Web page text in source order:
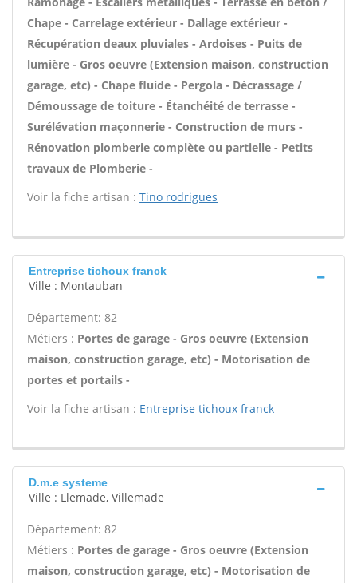
Chape - Carrelage extérieur - Dallage extérieur -
Récupération deaux pluviales - Ardoises - Puits de
lumière - Gros oeuvre (Extension maison, construction
garage, etc) - Chape fluide - Pergola - Décrassage /
Démoussage de toiture - Étanchéité de terrasse -
Surélévation maçonnerie - Construction de murs -
Rénovation plomberie complète ou partielle - Petits
travaux de Plomberie -
Voir la fiche artisan : Tino rodrigues
Entreprise tichoux franck
Ville : Montauban
Département: 82
Métiers : Portes de garage - Gros oeuvre (Extension
maison, construction garage, etc) - Motorisation de
portes et portails -
Voir la fiche artisan : Entreprise tichoux franck
D.m.e systeme
Ville : Llemade, Villemade
Département: 82
Métiers : Portes de garage - Gros oeuvre (Extension
maison, construction garage, etc) - Motorisation de